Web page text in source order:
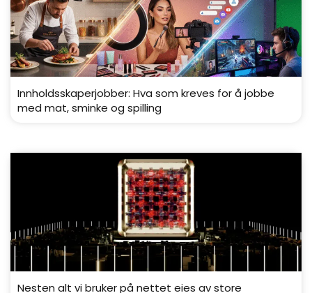
Innholdsskaperjobber: Hva som kreves for å jobbe
med mat, sminke og spilling
Nesten alt vi bruker på nettet eies av store